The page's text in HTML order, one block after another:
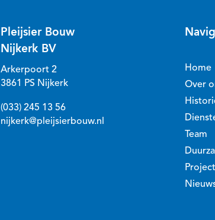
Pleijsier Bouw
Nijkerk BV
Arkerpoort 2
3861 PS Nijkerk
(033) 245 13 56
nijkerk@pleijsierbouw.nl
Home
Over
Team